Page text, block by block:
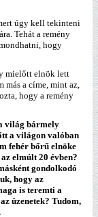
úgy kell tekinteni
Tehát a remény
hogy
mielőtt elnök lett
más a címe, mint az,
hogy a remény
világ bármely
a világon valóban
fehér bőrű elnöke
elmúlt 20 évben?
gondolkodó
hogy az
is teremti a
üzenetek? Tudom,